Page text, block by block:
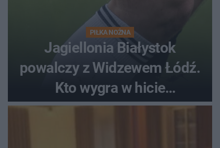
PIŁKA NOŻNA
Jagiellonia Białystok
powalczy z Widzewem Łódź.
Kto wygra w hicie
Ekstraklasy?